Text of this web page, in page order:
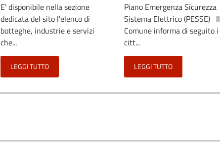
E' disponibile nella sezione
dedicata del sito l'elenco di
botteghe, industrie e servizi
che...
LEGGI TUTTO
Piano Emergenza Sicurezza
Sistema Elettrico (PESSE) Il
Comune informa di seguito i
citt...
LEGGI TUTTO